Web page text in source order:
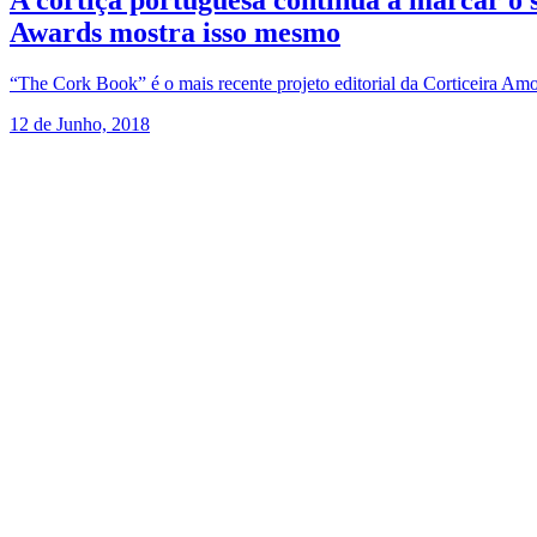
Awards mostra isso mesmo
“The Cork Book” é o mais recente projeto editorial da Corticeira
12 de Junho, 2018